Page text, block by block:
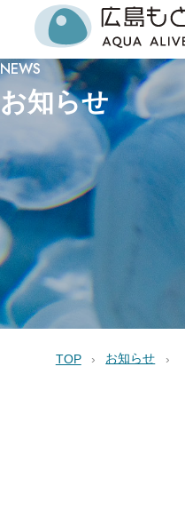
NEWS
お知らせ
TOP お知らせ